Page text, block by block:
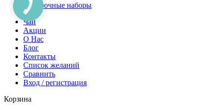
Подарочные наборы
Чай
Акции
О Нас
Блог
Контакты
Список желаний
Сравнить
Вход / регистрация
Корзина